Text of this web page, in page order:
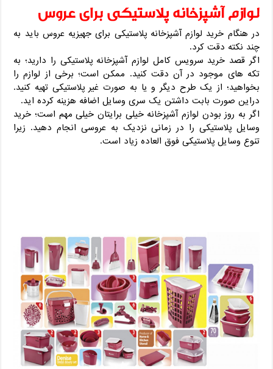
لوازم آشپزخانه پلاستیکی برای عروس
در هنگام خرید لوازم آشپزخانه پلاستیکی برای جهیزیه عروس باید به
چند نکته دقت کرد.
اگر قصد خرید سرویس کامل لوازم آشپزخانه پلاستیکی را دارید؛ به
تکه های موجود در آن دقت کنید. ممکن است؛ برخی از لوازم را
بخواهید؛ از یک طرح دیگر و یا به صورت غیر پلاستیکی تهیه کنید.
دراین صورت بابت داشتن یک سری وسایل اضافه هزینه کرده اید.
اگر به روز بودن لوازم آشپزخانه خیلی برایتان خیلی مهم است؛ خرید
وسایل پلاستیکی را در زمانی نزدیک به عروسی انجام دهید. زیرا
تنوع وسایل پلاستیکی فوق العاده زیاد است.